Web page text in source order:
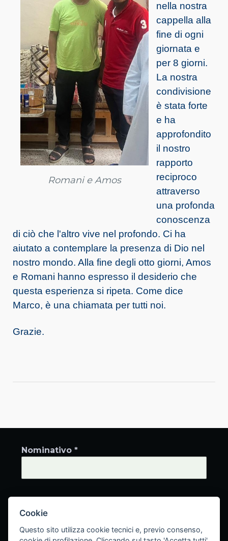
Romani e Amos
nella nostra
cappella alla
fine di ogni
giornata e
per 8 giorni.
La nostra
condivisione
è stata forte
e ha
approfondito
il nostro
rapporto
reciproco
attraverso
una profonda
conoscenza
di ciò che l'altro vive nel profondo. Ci ha
aiutato a contemplare la presenza di Dio nel
nostro mondo. Alla fine degli otto giorni, Amos
e Romani hanno espresso il desiderio che
questa esperienza si ripeta. Come dice
Marco, è una chiamata per tutti noi.
Grazie.
Nominativo *
Indirizzo email *
Cookie
Questo sito utilizza cookie tecnici e, previo consenso,